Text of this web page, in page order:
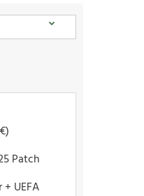
Patch
UEFA